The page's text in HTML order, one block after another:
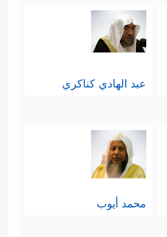
يشأ القرآن أن
أكبر من تلك
عند هذا.
وافتراضاتٍ لها
فكلُّ هذا لم يثبُت
صحيحةٍ، وغالبهُ
عبد الهادي كناكري
محمد أيوب